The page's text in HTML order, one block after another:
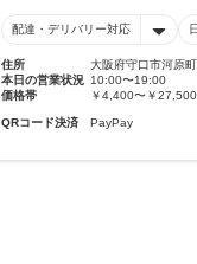
配達・デリバリー対応
住所
大阪府守口市河原町
本日の営業状況 10:00〜19:00
価格帯
￥4,400〜￥27,500
QRコード決済 PayPay